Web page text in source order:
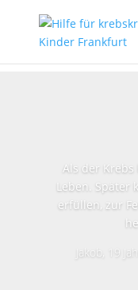
Als der
Leben.
erfüllen, zur
Jakob, 19